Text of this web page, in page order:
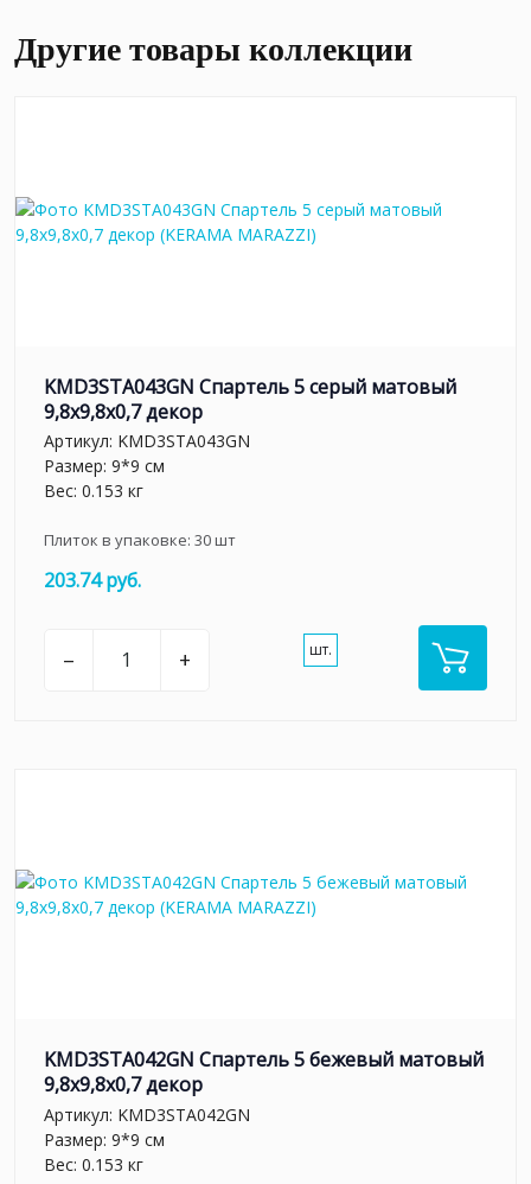
Другие товары коллекции
KMD3STA043GN Спартель 5 серый матовый
9,8x9,8x0,7 декор
Артикул: KMD3STA043GN
Размер: 9*9 см
Вес: 0.153 кг
Плиток в упаковке: 30шт
203.74 руб.
– + шт.
KMD3STA042GN Спартель 5 бежевый матовый
9,8x9,8x0,7 декор
Артикул: KMD3STA042GN
Размер: 9*9 см
Вес: 0.153 кг